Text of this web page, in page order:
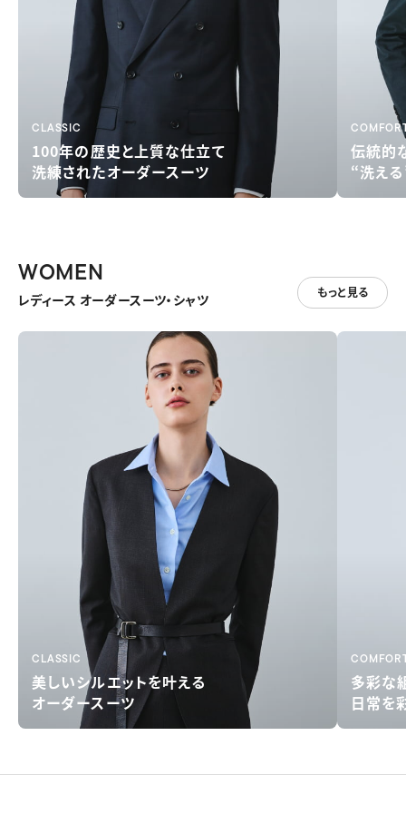
CLASSIC
100年の歴史と 上質な仕立て
洗練されたオーダースーツ
伝統的
“洗え
WOMEN
レディース オーダースーツ・シャツ もっと見る
CLASSIC
美しいシルエットを叶える
オーダースーツ
多彩な
日常を